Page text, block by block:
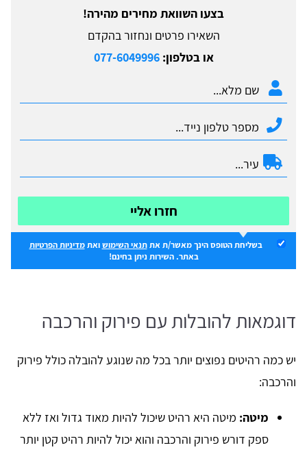
בצעו השוואת מחירים מהירה!
השאירו פרטים ונחזור בהקדם
או בטלפון:077-6049996
חזרו אליי
בשליחת הטופס הינך מאשר/ת אתתנאי השימושואתמדיניות הפרטיות
באתר. השירות ניתן בחינם!
דוגמאות להובלות עם פירוק והרכבה
יש כמה רהיטים נפוצים יותר בכל מה שנוגע להובלה כולל פירוק
והרכבה:
מיטה: מיטה היא רהיט שיכול להיות מאוד גדול ואז ללא
ספק דורש פירוק והרכבה והוא יכול להיות רהיט קטן יותר